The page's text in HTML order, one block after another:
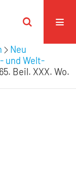
Neu
und Welt-
Beil. XXX. Wo.